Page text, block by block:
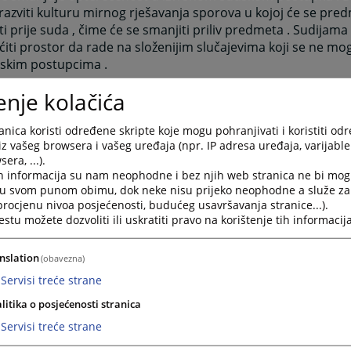
kulturu mirnog rješavanja sporova u kojoj će se
prije suda , čime će se smanjiti priliv predmeta . Sudijama
prostor da rade na složenijim slučajevima koji se ne
postupcima .
o parničnom postupku i zakoni o krivičnom postupku ( u
pravnom zahtjevu ) u Bosni i Hercegovini , Republici
Hercegovine
o postupku medijacije ( Službeni glasnik BiH 37/04 )
o prenošenju poslova medijacije na udruženje medijatora
)
i Etički kodeks Udruženja medijatora u BiH ( Službeni
medijacija pruža strankama ?
stranaka medijacija pruža brojne pogodnosti . Ona je
jer one same , kao akteri spora , dolaze do rješenja .
dogovora o rješenju spora jača. Medijacija je brz ,
način rješavanja sporova . Sporazum potpisan na
kolačića
koristi određene skripte koje mogu pohranjivati i koristiti
vašeg browsera i vašeg uređaja (npr. IP adresa uređaja,
...).
informacija su nam neophodne i bez njih web stranica ne bi
svom punom obimu, dok neke nisu prijeko neophodne a služe
nivoa posjećenosti, budućeg usavršavanja stranice...).
možete dozvoliti ili uskratiti pravo na korištenje tih
(obavezna)
Servisi treće strane
o posjećenosti stranica
Servisi treće strane